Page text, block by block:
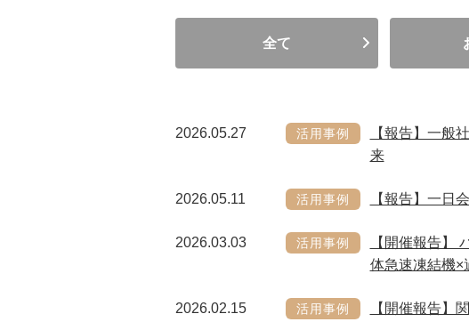
全て
2026.05.27 活用事例
【報告】一
来
2026.05.11 活用事例 【報告】一日
2026.03.03 活用事例
【開催報告】
体急速凍結機×
2026.02.15 活用事例
【開催報告】